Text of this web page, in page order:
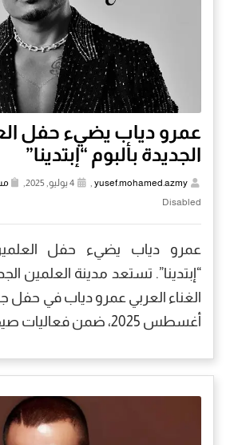
عمرو دياب يضيء حفل
الجديدة بألبوم “إبتدينا”
yusef.mohamed.azmy
Disabled
عمرو دياب يضيء حفل العلمين
“إبتدينا”. تستعد مدينة العلمين
أغسطس 2025، ضمن فعاليات صيف العلمين […]